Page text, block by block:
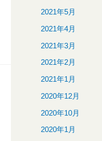
2021年5月
2021年4月
2021年3月
2021年2月
2021年1月
2020年12月
2020年10月
2020年1月